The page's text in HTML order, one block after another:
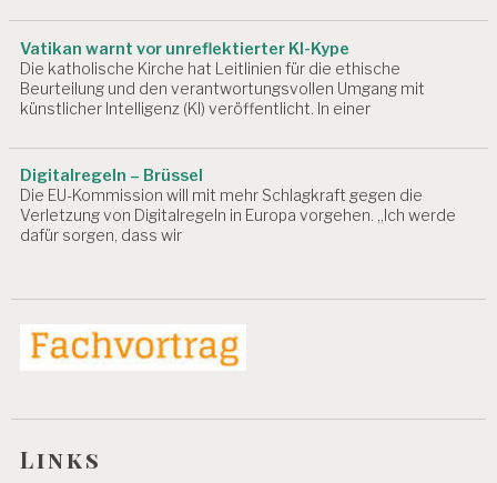
I
N
G
U
E
N
A
EI
S
K
Vatikan warnt vor unreflektierter KI-Kype
Die katholische Kirche hat Leitlinien für die ethische
Beurteilung und den verantwortungsvollen Umgang mit
künstlicher Intelligenz (KI) veröffentlicht. In einer
Digitalregeln – Brüssel
Die EU-Kommission will mit mehr Schlagkraft gegen die
Verletzung von Digitalregeln in Europa vorgehen. „Ich werde
dafür sorgen, dass wir
Links